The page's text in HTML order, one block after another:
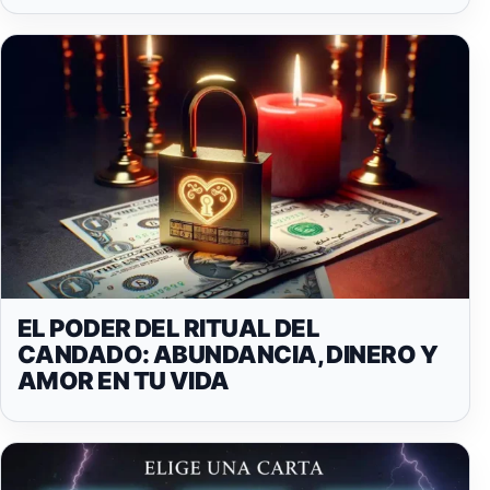
EL PODER DEL RITUAL DEL
CANDADO: ABUNDANCIA, DINERO Y
AMOR EN TU VIDA